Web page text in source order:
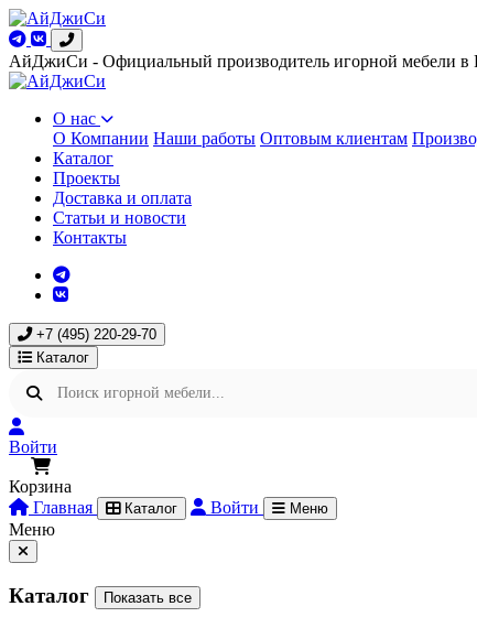
АйДжиСи - Официальный производитель игорной мебели в
О нас
О Компании Наши работы Оптовым клиентам
Каталог
Проекты
Доставка и оплата
Статьи и новости
Контакты
+7 (495) 220-29-70
Каталог
Войти
Корзина
Главная
Каталог Войти Меню
Меню
Каталог Показать все